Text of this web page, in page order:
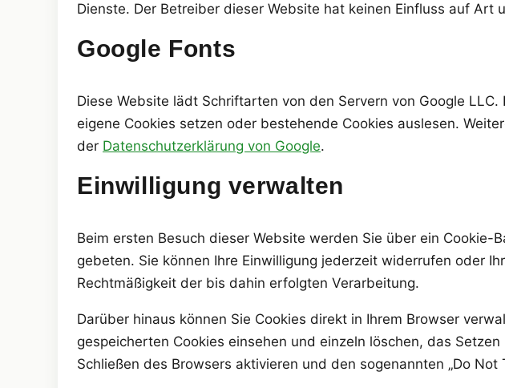
Dienste. Der Betreiber dieser Website hat keinen Einfluss auf
Google Fonts
Diese Website lädt Schriftarten von den Servern von Google
eigene Cookies setzen oder bestehende Cookies auslesen.
der Datenschutzerklärung von Google.
Einwilligung verwalten
Beim ersten Besuch dieser Website werden Sie über ein
gebeten. Sie können Ihre Einwilligung jederzeit widerrufen oder
Rechtmäßigkeit der bis dahin erfolgten Verarbeitung.
Darüber hinaus können Sie Cookies direkt in Ihrem Browser
gespeicherten Cookies einsehen und einzeln löschen, das
Schließen des Browsers aktivieren und den sogenannten „Do Not